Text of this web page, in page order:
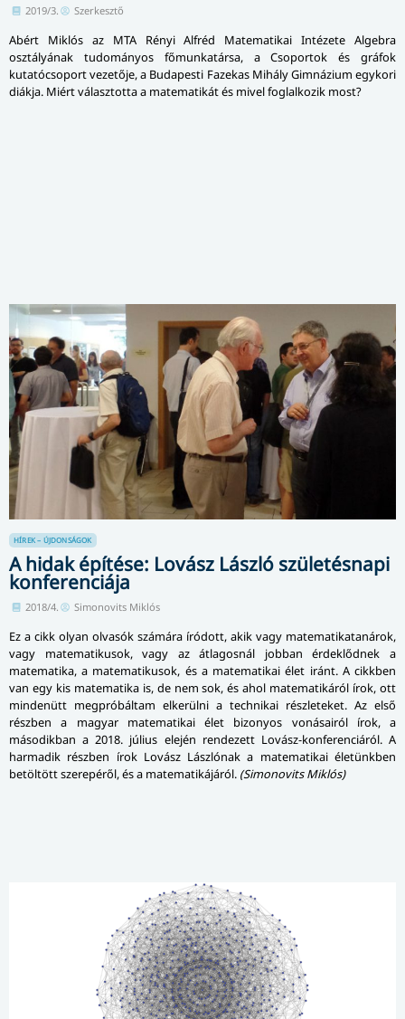
2019/3. Szerkesztő
Abért Miklós az MTA Rényi Alfréd Matematikai Intézete Algebra
osztályának tudományos főmunkatársa, a Csoportok és gráfok
kutatócsoport vezetője, a Budapesti Fazekas Mihály Gimnázium egykori
diákja. Miért választotta a matematikát és mivel foglalkozik most?
HÍREK – ÚJDONSÁGOK
A hidak építése: Lovász László születésnapi
konferenciája
2018/4. Simonovits Miklós
Ez a cikk olyan olvasók számára íródott, akik vagy matematikatanárok,
vagy matematikusok, vagy az átlagosnál jobban érdeklődnek a
matematika, a matematikusok, és a matematikai élet iránt. A cikkben
van egy kis matematika is, de nem sok, és ahol matematikáról írok, ott
mindenütt megpróbáltam elkerülni a technikai részleteket. Az első
részben a magyar matematikai élet bizonyos vonásairól írok, a
másodikban a 2018. július elején rendezett Lovász-konferenciáról. A
harmadik részben írok Lovász Lászlónak a matematikai életünkben
betöltött szerepéről, és a matematikájáról. (Simonovits Miklós)